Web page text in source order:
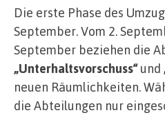
Die erste Phase des
September. Vom 2.
September beziehen die
„Unterhaltsvorschuss“und
neuen Räumlichkeiten.
die Abteilungen nur